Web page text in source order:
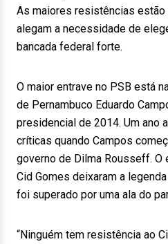
As maiores resistências estão
alegam a necessidade de
bancada federal forte.
O maior entrave no PSB está
de Pernambuco Eduardo
presidencial de 2014. Um ano
críticas quando Campos
governo de Dilma Rousseff.
Cid Gomes deixaram a
foi superado por uma ala do
“Ninguém tem resistência ao